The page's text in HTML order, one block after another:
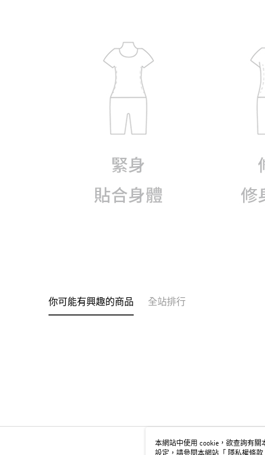
你可能有興趣的商品 全站排行
本網站中使用 cookie，欲查詢有關